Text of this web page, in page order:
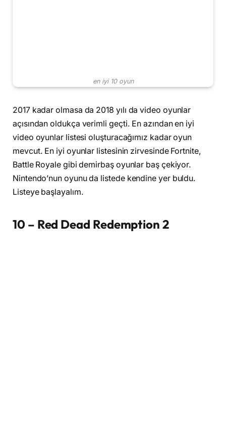
en iyi 10 oyun
2017 kadar olmasa da 2018 yılı da video oyunlar
açısından oldukça verimli geçti. En azından en iyi
video oyunlar listesi oluşturacağımız kadar oyun
mevcut. En iyi oyunlar listesinin zirvesinde Fortnite,
Battle Royale gibi demirbaş oyunlar baş çekiyor.
Nintendo’nun oyunu da listede kendine yer buldu.
Listeye başlayalım.
10 – Red Dead Redemption 2